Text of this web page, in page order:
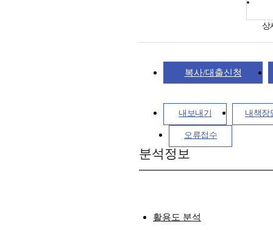
상
복사/대출신청
내보내기 내책장
오류접수
분석정보
활용도 분석